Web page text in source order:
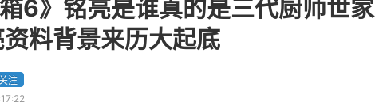
箱6》铭亮是谁真的是三代厨师世家
料背景来历大起底
注